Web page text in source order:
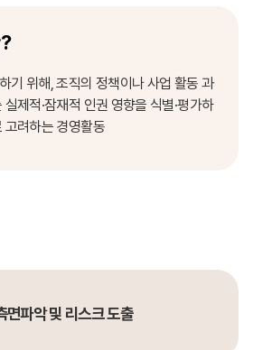
기 위해, 조직의 정책이나 사업 활동 과
제적·잠재적 인권 영향을 식별·평가하
고려하는 경영활동
면파악 및 리스크 도출